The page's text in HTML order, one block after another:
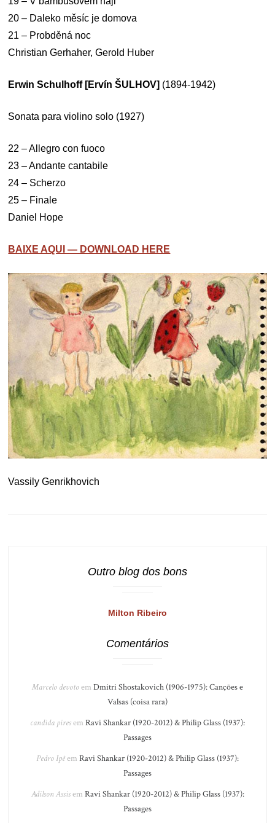
20 – Daleko měsíc je domova
21 – Probděná noc
Christian Gerhaher, Gerold Huber
Erwin Schulhoff [Ervín ŠULHOV] (1894-1942)
Sonata para violino solo (1927)
22 – Allegro con fuoco
23 – Andante cantabile
24 – Scherzo
25 – Finale
Daniel Hope
BAIXE AQUI — DOWNLOAD HERE
Vassily Genrikhovich
Outro blog dos bons
Milton Ribeiro
Comentários
Marcelo devotoem Dmitri Shostakovich (1906-1975): Canções e
Valsas (coisa rara)
candida piresem Ravi Shankar (1920-2012) & Philip Glass (1937):
Passages
Pedro Ipêem Ravi Shankar (1920-2012) & Philip Glass (1937):
Passages
Adilson Assisem Ravi Shankar (1920-2012) & Philip Glass (1937):
Passages